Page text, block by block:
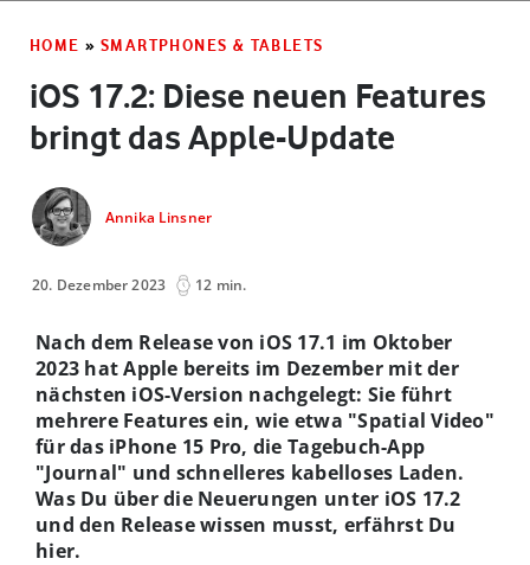
HOME » SMARTPHONES & TABLETS
iOS 17.2: Diese neuen Features
bringt das Apple-Update
Annika Linsner
20. Dezember 2023 12 min.
Nach dem Release von iOS 17.1 im Oktober
2023 hat Apple bereits im Dezember mit der
nächsten iOS-Version nachgelegt: Sie führt
mehrere Features ein, wie etwa "Spatial Video"
für das iPhone 15 Pro, die Tagebuch-App
"Journal" und schnelleres kabelloses Laden.
Was Du über die Neuerungen unter iOS 17.2
und den Release wissen musst, erfährst Du
hier.